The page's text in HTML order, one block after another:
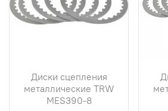
Диски сцепления
металлические TRW
MES390-8